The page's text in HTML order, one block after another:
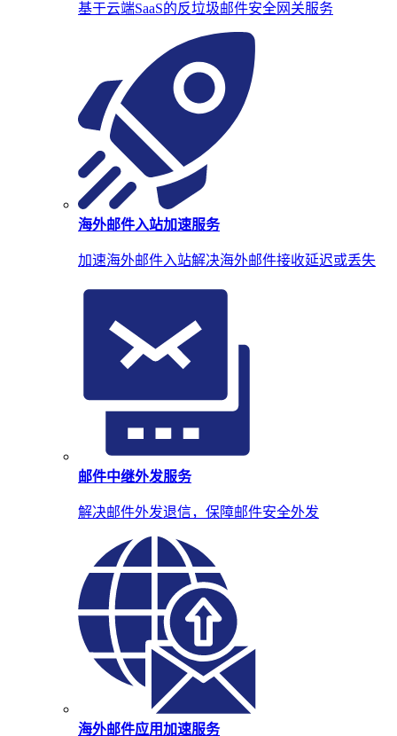
基于云端SaaS的反垃圾邮件安全网关服务
海外邮件入站加速服务
加速海外邮件入站解决海外邮件接收延迟或丢失
邮件中继外发服务
解决邮件外发退信，保障邮件安全外发
海外邮件应用加速服务